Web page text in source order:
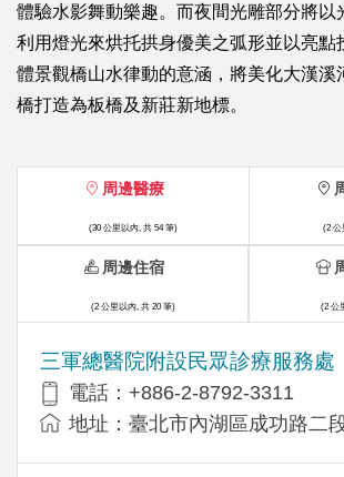
體驗水影舞動樂趣。而夜間光雕部分將以
利用燈光來烘托拱身優美之弧形並以亮點
體景觀橋山水律動的意涵，將美化大漢溪
橋打造為板橋及新莊新地標。
周邊醫療
(30 公里以內, 共 54 筆)
三軍總醫院附設民眾診療服務處
電話：+886-2-8792-3311
地址：臺北市內湖區成功路二
(2 公
周邊住宿
(2 公里以內, 共 20 筆) (2 公